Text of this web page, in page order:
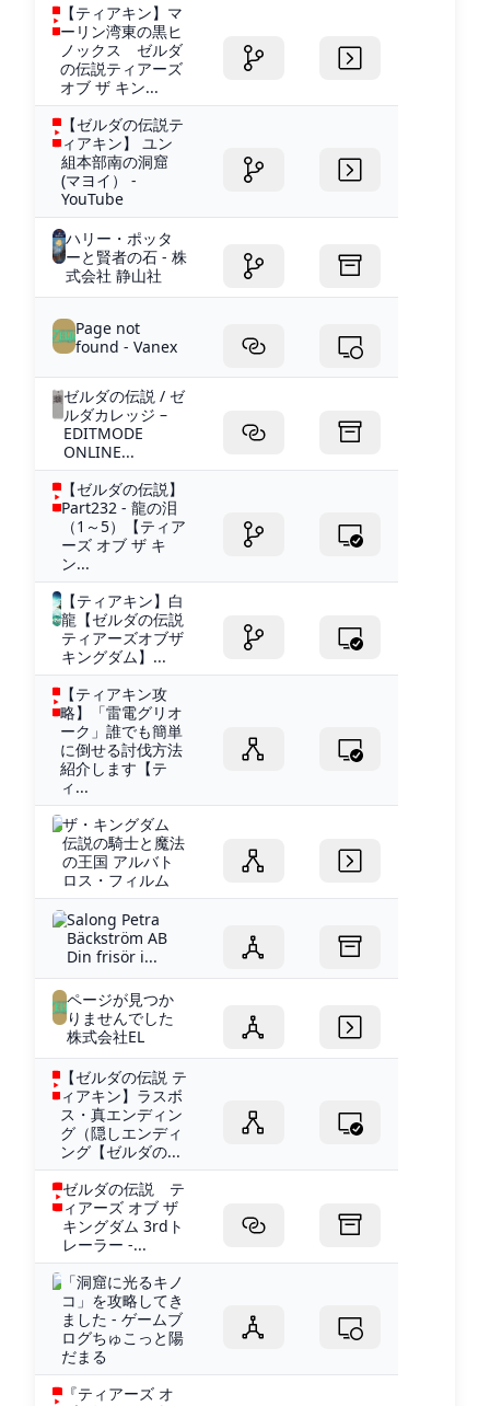
【ティアキン】マ
ーリン湾東の黒ヒ
ノックス ゼルダ
の伝説ティアーズ
オブ ザ キン...
【ゼルダの伝説テ
ィアキン】 ユン
組本部南の洞窟
(マヨイ） -
YouTube
ハリー・ポッタ
ーと賢者の石 - 株
式会社 静山社
Page not
found - Vanex
ゼルダの伝説 / ゼ
ルダカレッジ –
EDITMODE
ONLINE...
【ゼルダの伝説】
Part232 - 龍の泪
（1～5）【ティア
ーズ オブ ザ キ
ン...
【ティアキン】白
龍【ゼルダの伝説
ティアーズオブザ
キングダム】...
【ティアキン攻
略】「雷電グリオ
ーク」誰でも簡単
に倒せる討伐方法
紹介します【テ
ィ...
ザ・キングダム
伝説の騎士と魔法
の王国 アルバト
ロス・フィルム
Salong Petra
Bäckström AB
Din frisör i...
ページが見つか
りませんでした
株式会社EL
【ゼルダの伝説 テ
ィアキン】ラスボ
ス・真エンディン
グ（隠しエンディ
ング【ゼルダの...
ゼルダの伝説 テ
ィアーズ オブ ザ
キングダム 3rdト
レーラー -...
「洞窟に光るキノ
コ」を攻略してき
ました - ゲームブ
ログちゅこっと陽
だまる
『ティアーズ オ